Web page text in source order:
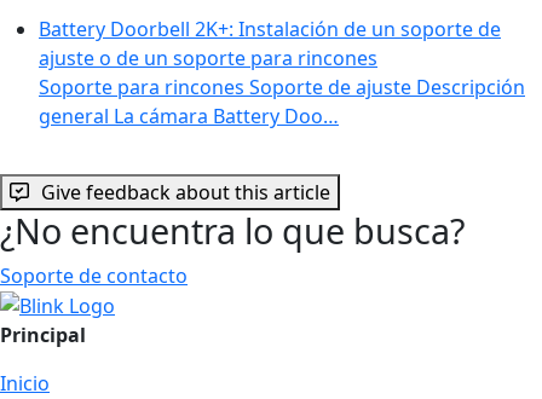
Battery Doorbell 2K+: Instalación de un soporte de
ajuste o de un soporte para rincones
Soporte para rincones Soporte de ajuste Descripción
general La cámara Battery Doo…
Give feedback about this article
¿No encuentra lo que busca?
Soporte de contacto
Principal
Inicio